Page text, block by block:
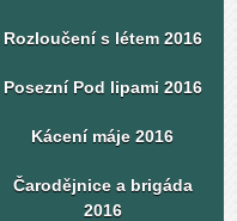
Rozloučení s létem 2016
Posezní Pod lipami 2016
Kácení máje 2016
Čarodějnice a brigáda
2016